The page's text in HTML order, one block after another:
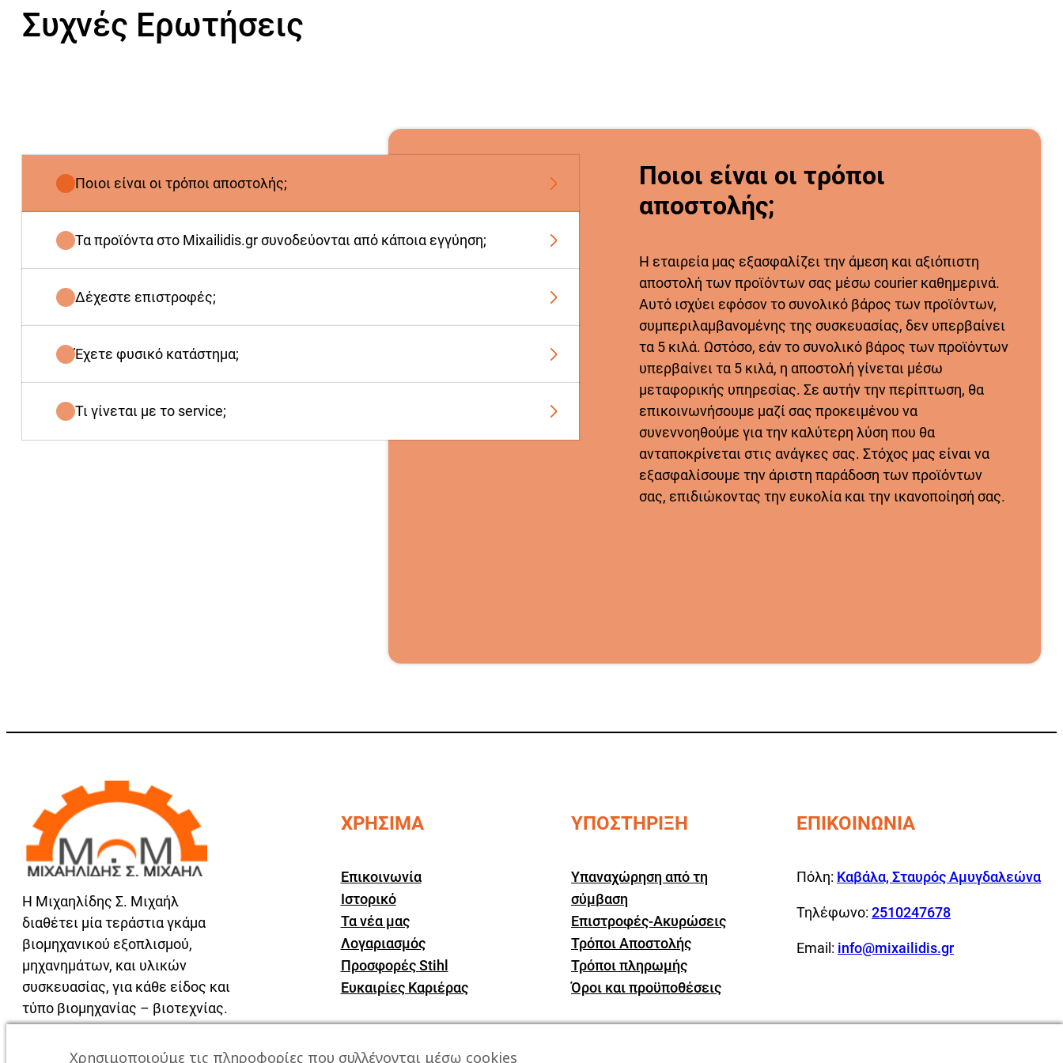
Συχνές Ερωτήσεις
Ποιοι είναι οι τρόποι αποστολής;
Η εταιρεία μας εξασφαλίζει την άμεση και αξιόπιστη
αποστολή των προϊόντων σας μέσω courier καθημερινά.
Αυτό ισχύει εφόσον το συνολικό βάρος των προϊόντων,
συμπεριλαμβανομένης της συσκευασίας, δεν υπερβαίνει
τα 5 κιλά. Ωστόσο, εάν το συνολικό βάρος των προϊόντων
υπερβαίνει τα 5 κιλά, η αποστολή γίνεται μέσω
μεταφορικής υπηρεσίας. Σε αυτήν την περίπτωση, θα
επικοινωνήσουμε μαζί σας προκειμένου να
συνεννοηθούμε για την καλύτερη λύση που θα
ανταποκρίνεται στις ανάγκες σας. Στόχος μας είναι να
εξασφαλίσουμε την άριστη παράδοση των προϊόντων
σας, επιδιώκοντας την ευκολία και την ικανοποίησή σας.
Ποιοι είναι οι τρόποι
αποστολής;
Τα προϊόντα στο Mixailidis.gr συνοδεύονται από κάποια εγγύηση;
Δέχεστε επιστροφές;
Έχετε φυσικό κατάστημα;
Τι γίνεται με το service;
Η Μιχαηλίδης Σ. Μιχαήλ
διαθέτει μία τεράστια γκάμα
βιομηχανικού εξοπλισμού,
μηχανημάτων, και υλικών
συσκευασίας, για κάθε είδος και
τύπο βιομηχανίας – βιοτεχνίας.
ΧΡΗΣΙΜΑ
Επικοινωνία
Ιστορικό
Τα νέα μας
Λογαριασμός
Προσφορές Stihl
Ευκαιρίες Καριέρας
ΥΠΟΣΤΗΡΙΞΗ
Υπαναχώρηση από τη
σύμβαση
Επιστροφές-Ακυρώσεις
Τρόποι Αποστολής
Τρόποι πληρωμής
Όροι και προϋποθέσεις
ΕΠΙΚΟΙΝΩΝΙΑ
Πόλη: Καβάλα, Σταυρός Αμυγδαλεώνα
Τηλέφωνο: 2510247678
Email: info@mixailidis.gr
Χρησιμοποιούμε τις πληροφορίες που συλλέγονται μέσω cookies